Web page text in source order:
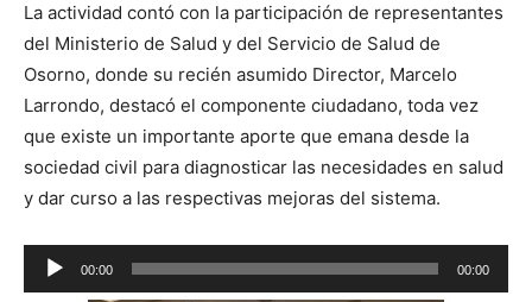
La actividad contó con la participación de representantes
del Ministerio de Salud y del Servicio de Salud de
Osorno, donde su recién asumido Director, Marcelo
Larrondo, destacó el componente ciudadano, toda vez
que existe un importante aporte que emana desde la
sociedad civil para diagnosticar las necesidades en salud
y dar curso a las respectivas mejoras del sistema.
Reproductor
de
00:00 00:00